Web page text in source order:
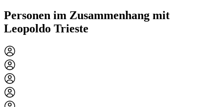
Personen im Zusammenhang mit
Leopoldo Trieste